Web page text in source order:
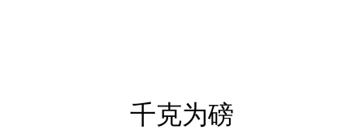
千克为磅